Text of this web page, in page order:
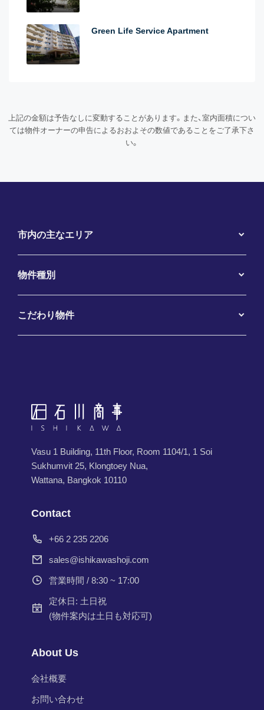
Green Life Service Apartment
上記の金額は予告なしに変動することがあります。また、室内面積につい
ては物件オーナーの申告によるおおよその数値であることをご了承下さ
い。
市内の主なエリア
物件種別
こだわり物件
Vasu 1 Building, 11th Floor, Room 1104/1, 1 Soi
Sukhumvit 25, Klongtoey Nua,
Wattana, Bangkok 10110
Contact
+66 2 235 2206
sales@ishikawashoji.com
営業時間 / 8:30 ~ 17:00
定休日: 土日祝
(物件案内は土日も対応可)
About Us
会社概要
お問い合わせ